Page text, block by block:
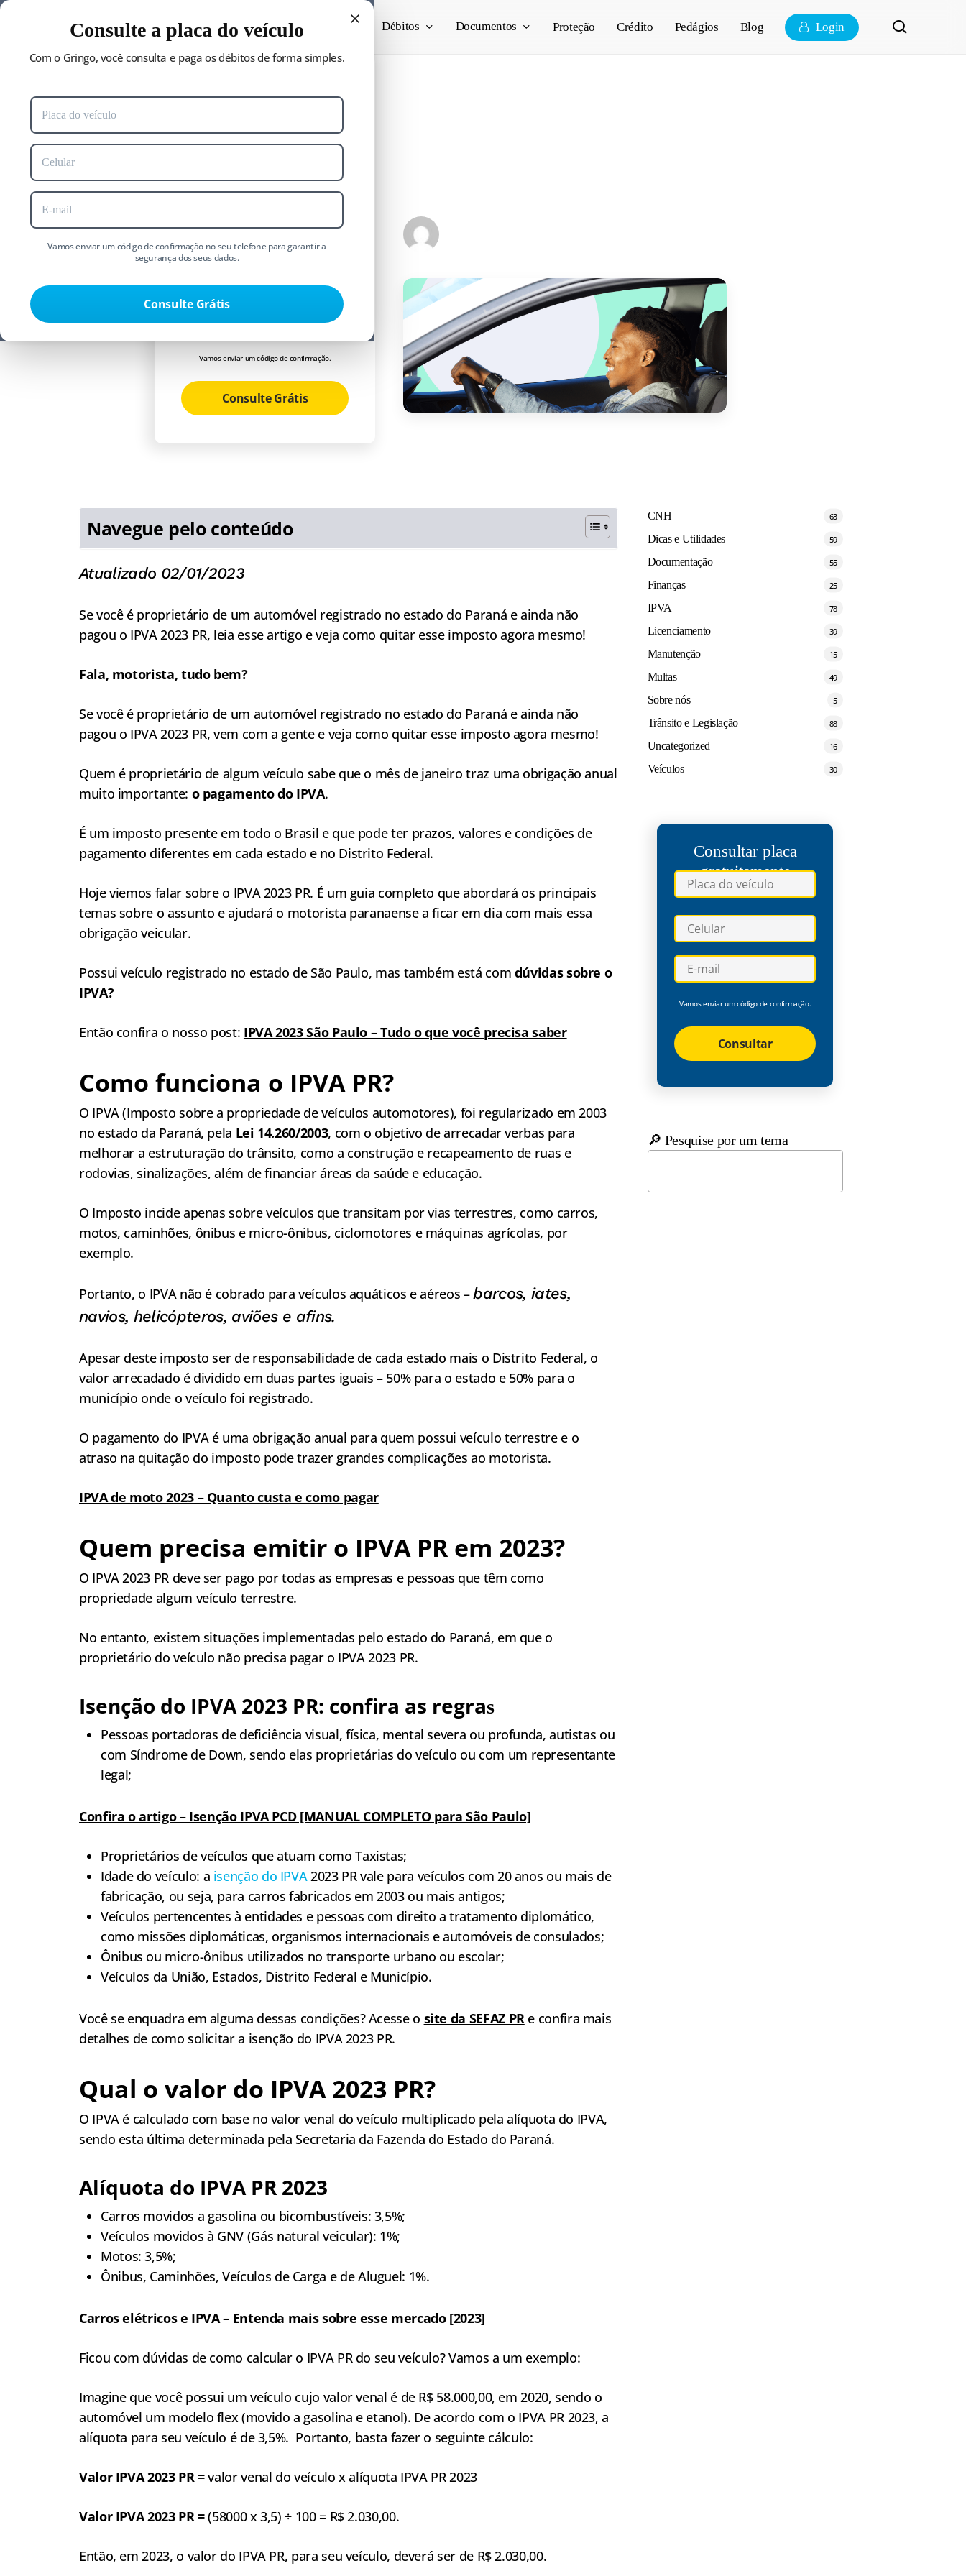
Pular
Sobre nós Débitos Documentos Proteção Crédito Pedágios Blog Login
online
Com o Gringo, você resolve tudo do
prática e segura.
Vamos enviar um código de confirmação.
Consulte Grátis
Navegue pelo conteúdo
Atualizado 02/01/2023
Se você é proprietário de um automóvel registrado no estado do Paraná e ainda não
pagou o IPVA 2023 PR, leia esse artigo e veja como quitar esse imposto agora mesmo!
Fala, motorista, tudo bem?
Se você é proprietário de um automóvel registrado no estado do Paraná e ainda não
pagou o IPVA 2023 PR, vem com a gente e veja como quitar esse imposto agora mesmo!
Quem é proprietário de algum veículo sabe que o mês de janeiro traz uma obrigação anual
muito importante: o pagamento do IPVA.
É um imposto presente em todo o Brasil e que pode ter prazos, valores e condições de
pagamento diferentes em cada estado e no Distrito Federal.
Hoje viemos falar sobre o IPVA 2023 PR. É um guia completo que abordará os principais
temas sobre o assunto e ajudará o motorista paranaense a ficar em dia com mais essa
obrigação veicular.
Possui veículo registrado no estado de São Paulo, mas também está com dúvidas sobre o
IPVA?
Então confira o nosso post: IPVA 2023 São Paulo – Tudo o que você precisa saber
Como funciona o IPVA PR?
O IPVA (Imposto sobre a propriedade de veículos automotores), foi regularizado em 2003
no estado da Paraná, pela Lei 14.260/2003, com o objetivo de arrecadar verbas para
melhorar a estruturação do trânsito, como a construção e recapeamento de ruas e
rodovias, sinalizações, além de financiar áreas da saúde e educação.
O Imposto incide apenas sobre veículos que transitam por vias terrestres, como carros,
motos, caminhões, ônibus e micro-ônibus, ciclomotores e máquinas agrícolas, por
exemplo.
Portanto, o IPVA não é cobrado para veículos aquáticos e aéreos –barcos, iates,
navios, helicópteros, aviões e afins.
Apesar deste imposto ser de responsabilidade de cada estado mais o Distrito Federal, o
valor arrecadado é dividido em duas partes iguais – 50% para o estado e 50% para o
município onde o veículo foi registrado.
O pagamento do IPVA é uma obrigação anual para quem possui veículo terrestre e o
atraso na quitação do imposto pode trazer grandes complicações ao motorista.
IPVA de moto 2023 – Quanto custa e como pagar
Quem precisa emitir o IPVA PR em 2023?
O IPVA 2023 PR deve ser pago por todas as empresas e pessoas que têm como
propriedade algum veículo terrestre.
No entanto, existem situações implementadas pelo estado do Paraná, em que o
proprietário do veículo não precisa pagar o IPVA 2023 PR.
Isenção do IPVA 2023 PR: confira as regras
Pessoas portadoras de deficiência visual, física, mental severa ou profunda, autistas ou
com Síndrome de Down, sendo elas proprietárias do veículo ou com um representante
legal;
Confira o artigo – Isenção IPVA PCD [MANUAL COMPLETO para São Paulo]
Proprietários de veículos que atuam como Taxistas;
Idade do veículo: a isenção do IPVA2023 PR vale para veículos com 20 anos ou mais de
fabricação, ou seja, para carros fabricados em 2003 ou mais antigos;
Veículos pertencentes à entidades e pessoas com direito a tratamento diplomático,
como missões diplomáticas, organismos internacionais e automóveis de consulados;
Ônibus ou micro-ônibus utilizados no transporte urbano ou escolar;
Veículos da União, Estados, Distrito Federal e Município.
Você se enquadra em alguma dessas condições? Acesse o site da SEFAZ PRe confira mais
detalhes de como solicitar a isenção do IPVA 2023 PR.
Qual o valor do IPVA 2023 PR?
O IPVA é calculado com base no valor venal do veículo multiplicado pela alíquota do IPVA,
sendo esta última determinada pela Secretaria da Fazenda do Estado do Paraná.
Alíquota do IPVA PR 2023
Carros movidos a gasolina ou bicombustíveis: 3,5%;
Veículos movidos à GNV (Gás natural veicular): 1%;
Motos: 3,5%;
Ônibus, Caminhões, Veículos de Carga e de Aluguel: 1%.
Carros elétricos e IPVA – Entenda mais sobre esse mercado [2023]
Ficou com dúvidas de como calcular o IPVA PR do seu veículo? Vamos a um exemplo:
Imagine que você possui um veículo cujo valor venal é de R$ 58.000,00, em 2020, sendo o
automóvel um modelo flex (movido a gasolina e etanol). De acordo com o IPVA PR 2023, a
alíquota para seu veículo é de 3,5%. Portanto, basta fazer o seguinte cálculo:
Valor IPVA 2023 PR=valor venal do veículo x alíquota IPVA PR 2023
Valor IPVA 2023 PR =(58000 x 3,5) ÷ 100 = R$ 2.030,00.
Então, em 2023, o valor do IPVA PR, para seu veículo, deverá ser de R$ 2.030,00.
CNH 63
Dicas e Utilidades 59
Documentação 55
Finanças 25
IPVA 78
Licenciamento 39
Manutenção 15
Multas 49
Sobre nós 5
Trânsito e Legislação 88
Uncategorized 16
Veículos 30
Consultar placa
gratuitamente
Vamos enviar um código de confirmação.
Consultar
🔎 Pesquise por um tema
Consulte a placa do veículo
Com o Gringo, você consulta e paga os débitos de forma simples.
Vamos enviar um código de confirmação no seu telefone para garantir a
segurança dos seus dados.
Consulte Grátis